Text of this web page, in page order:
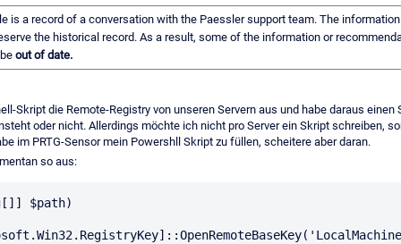
is a record of a conversation with the Paessler support team. The
the historical record. As a result, some of the information or
out of date.
Skript die Remote-Registry von unseren Servern aus und habe daraus einen
oder nicht. Allerdings möchte ich nicht pro Server ein Skript schreiben,
im PRTG-Sensor mein Powershll Skript zu füllen, scheitere aber daran.
so aus:
$path)